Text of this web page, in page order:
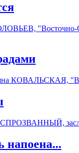
"Восточно-
КОВАЛЬСКАЯ,
напоена...